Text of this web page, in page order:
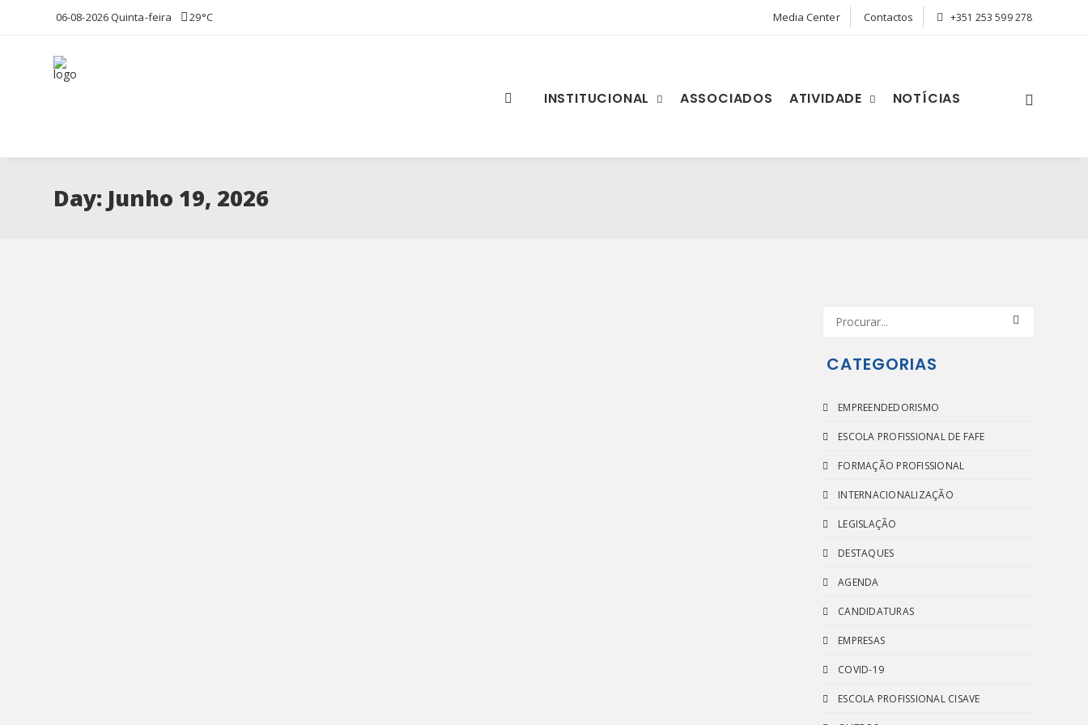
06-08-2026 Quinta-feira 29°C Media Center Contactos +351 253 599 278
INSTITUCIONAL ASSOCIADOS ATIVIDADE NOTÍCIAS
Day: Junho 19, 2026
CATEGORIAS
EMPREENDEDORISMO
ESCOLA PROFISSIONAL DE FAFE
FORMAÇÃO PROFISSIONAL
INTERNACIONALIZAÇÃO
LEGISLAÇÃO
DESTAQUES
AGENDA
CANDIDATURAS
EMPRESAS
COVID-19
ESCOLA PROFISSIONAL CISAVE